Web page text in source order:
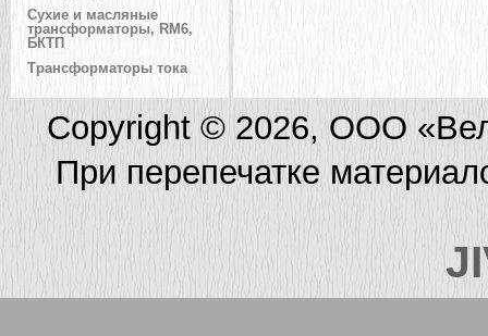
Сухие и масляные
трансформаторы, RM6,
БКТП
Трансформаторы тока
Copyright © 2026, ООО
При перепечатке